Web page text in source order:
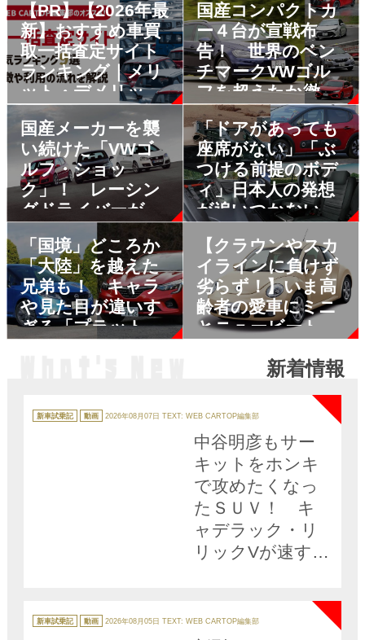
【PR】【2026年最
新】おすすめ車買
取一括査定サイト
ランキング｜メリ
ット・デメリット
も解説
国産コンパクトカ
ー４台が宣戦布
告！ 世界のベン
チマークVWゴル
フを超えたか徹底
分析
国産メーカーを襲
い続けた「VWゴ
ルフ・ショッ
ク」！ レーシン
グドライバーが体
感した「衝撃度」
とは
「ドアがあっても
座席がない」「ぶ
つける前提のボデ
ィ」日本人の発想
が追いつかない輸
入車「珍装備」５
つ
「国境」どころか
「大陸」を越えた
兄弟も！ キャラ
や見た目が違いす
ぎる「プラットフ
【クラウンやスカ
イラインに負けず
劣らず！】いま高
齢者の愛車にミニ
とニュービートル
新着情報
テ
ゴ
新車試乗記 動画 2026年08月07日 TEXT: WEB CARTOP編集部
NEW
中谷明彦もサー
キットをホンキ
で攻めたくなっ
たＳＵＶ！ キ
ャデラック・リ
リックVが速すぎ
テ
ゴ
新車試乗記 動画 2026年08月05日 TEXT: WEB CARTOP編集部